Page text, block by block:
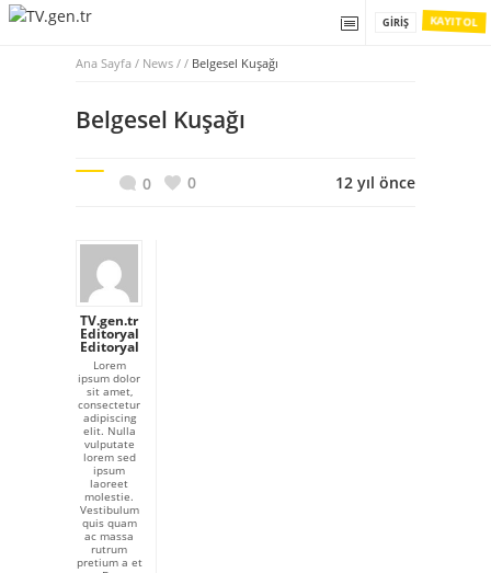
KAYIT OL
GIRIŞ
Ana Sayfa / News / / Belgesel Kuşağı
Belgesel Kuşağı
0 0 12 yıl önce
TV.gen.tr
Editoryal
Editoryal
Lorem
ipsum dolor
sit amet,
consectetur
adipiscing
elit. Nulla
vulputate
lorem sed
ipsum
laoreet
molestie.
Vestibulum
quis quam
ac massa
rutrum
pretium a et